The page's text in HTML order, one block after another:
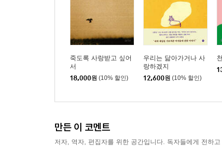
죽도록 사랑받고 싶어
서
18,000원 (10% 할인)
우리는 닮아가거나 사
랑하겠지
12,600원 (10% 할인)
만든 이 코멘트
저자, 역자, 편집자를 위한 공간입니다. 독자들에게 전하